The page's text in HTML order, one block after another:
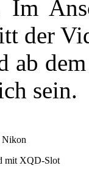
Im
der
sein.
Nikon